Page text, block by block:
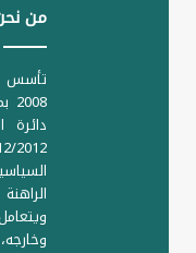
من
تأسس